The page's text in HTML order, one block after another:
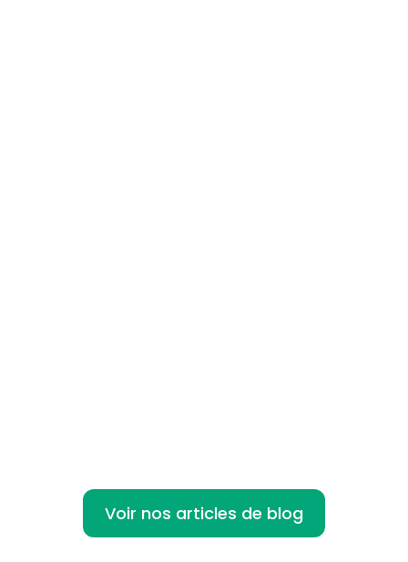
Voir nos articles de blog